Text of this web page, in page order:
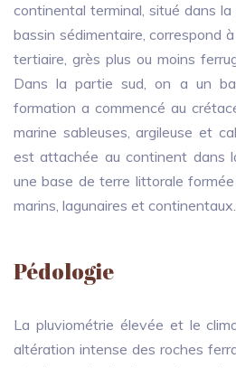
continental terminal, situé dans
bassin sédimentaire, correspond
tertiaire, grès plus ou moins
Dans la partie sud, on a un
formation a commencé au
marine sableuses, argileuse et
est attachée au continent dans
une base de terre littorale
marins, lagunaires et continentaux.
Pédologie
La pluviométrie élevée et le
altération intense des roches